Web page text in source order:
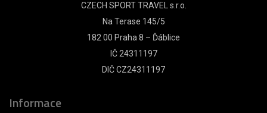
CZECH SPORT TRAVEL s.r.o.
Na Terase 145/5
182 00 Praha 8 – Ďáblice
IČ 24311197
DIČ CZ24311197
Informace